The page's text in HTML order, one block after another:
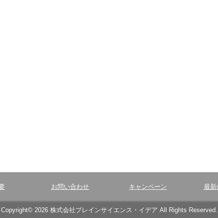
お問い合わせ キャンペーン 最新
Copyright© 2026 株式会社ブレインサイエンス・イデア All Rights Reserved.